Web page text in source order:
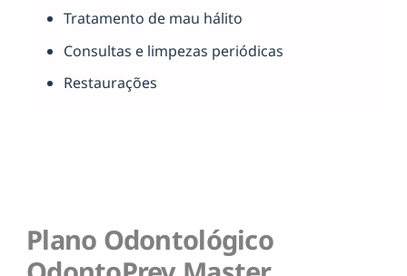
Tratamento de mau hálito
Consultas e limpezas periódicas
Restaurações
Plano Odontológico